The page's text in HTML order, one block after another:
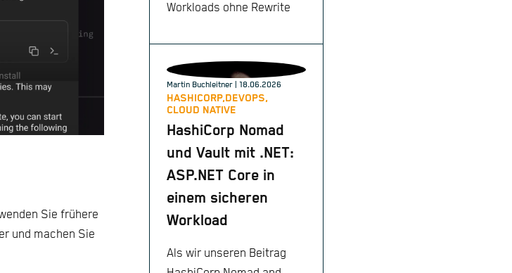
Sie frühere
und machen Sie
Workloads ohne Rewrite
Martin Buchleitner | 18.06.2026
HASHICORP,DEVOPS,
CLOUD NATIVE
HashiCorp Nomad
und Vault mit .NET:
ASP.NET Core in
einem sicheren
Workload
Als wir unseren Beitrag